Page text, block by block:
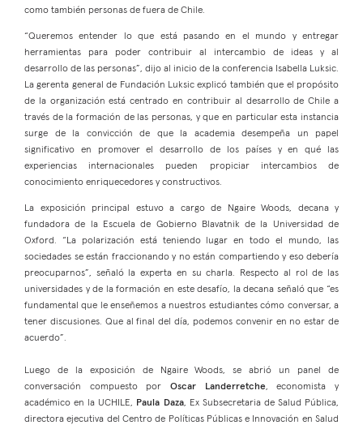
como también personas de fuera de Chile.
“Queremos entender lo que está pasando en el mundo y entregar
herramientas para poder contribuir al intercambio de ideas y al
desarrollo de las personas”, dijo al inicio de la conferencia Isabella Luksic.
La gerenta general de Fundación Luksic explicó también que el propósito
de la organización está centrado en contribuir al desarrollo de Chile a
través de la formación de las personas, y que en particular esta instancia
surge de la convicción de que la academia desempeña un papel
significativo en promover el desarrollo de los países y en qué las
experiencias internacionales pueden propiciar intercambios de
conocimiento enriquecedores y constructivos.
La exposición principal estuvo a cargo de Ngaire Woods, decana y
fundadora de la Escuela de Gobierno Blavatnik de la Universidad de
Oxford. “La polarización está teniendo lugar en todo el mundo, las
sociedades se están fraccionando y no están compartiendo y eso debería
preocuparnos”, señaló la experta en su charla. Respecto al rol de las
universidades y de la formación en este desafío, la decana señaló que “es
fundamental que le enseñemos a nuestros estudiantes cómo conversar, a
tener discusiones. Que al final del día, podemos convenir en no estar de
acuerdo”.
Luego de la exposición de Ngaire Woods, se abrió un panel de
conversación compuesto por Oscar Landerretche, economista y
académico en la UCHILE, Paula Daza, Ex Subsecretaria de Salud Pública,
directora ejecutiva del Centro de Políticas Públicas e Innovación en Salud